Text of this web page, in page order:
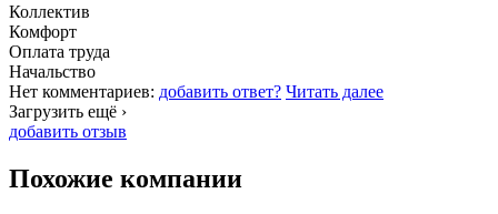
Коллектив
Комфорт
Оплата труда
Начальство
Нет комментариев: добавить ответ? Читать далее
Загрузить ещё ›
добавить отзыв
Похожие компании